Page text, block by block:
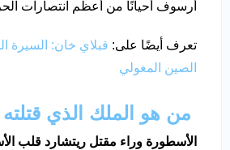
أرسوف أحيانًا من أعظم انتصارات
تعرف أيضًا على: قبلاي خان: السيرة
الصين المغولي
من هو الملك الذي قتلته
الأسطورة وراء مقتل ريتشارد قلب